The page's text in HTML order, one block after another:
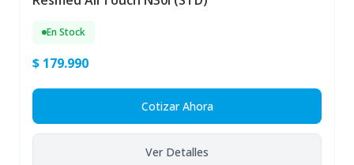
En Stock
$ 179.990
Cotizar Ahora
Ver Detalles